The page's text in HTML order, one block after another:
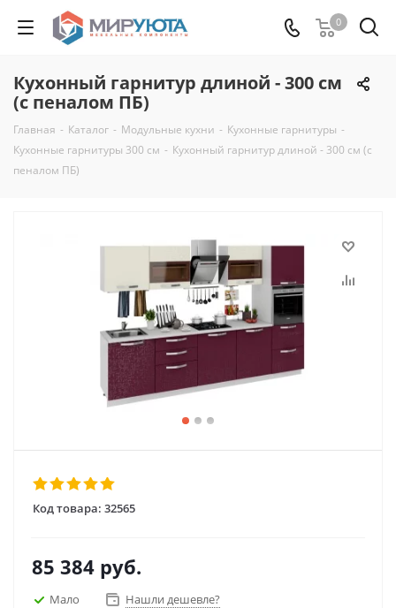
0
Кухонный гарнитур длиной - 300 см
(с пеналом ПБ)
Главная - Каталог - Модульные кухни - Кухонные гарнитуры -
Кухонные гарнитуры 300 см - Кухонный гарнитур длиной - 300 см (с
пеналом ПБ)
Код товара: 32565
85 384 руб.
Мало Нашли дешевле?